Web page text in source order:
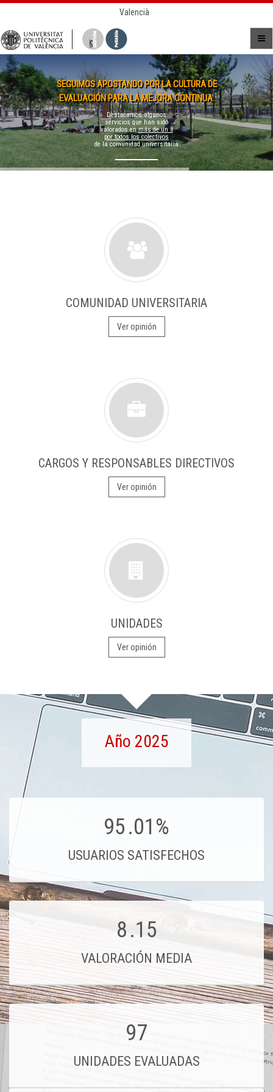
Valencià
SEGUIMOS APOSTANDO POR LA CULTURA DE
EVALUACIÓN PARA LA MEJORA CONTINUA.
Destacamos algunos
servicios que han sido
valorados enmás de un 8
por todos los colectivos
de la comunidad universitaria
COMUNIDAD UNIVERSITARIA
Ver opinión
CARGOS Y RESPONSABLES DIRECTIVOS
Ver opinión
UNIDADES
Ver opinión
Año 2025
95.01%
USUARIOS SATISFECHOS
8.15
VALORACIÓN MEDIA
97
UNIDADES EVALUADAS